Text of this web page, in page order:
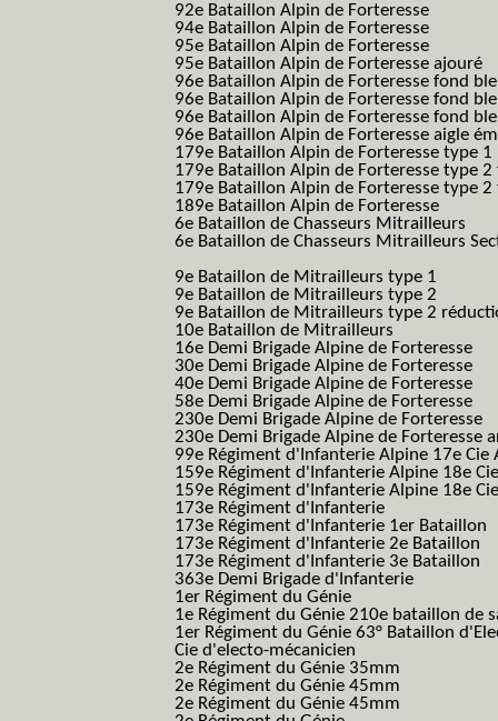
92e Bataillon Alpin de Forteresse
94e Bataillon Alpin de Forteresse
95e Bataillon Alpin de Forteresse
95e Bataillon Alpin de Forteresse ajouré
96e Bataillon Alpin de Forteresse fond
96e Bataillon Alpin de Forteresse fond
96e Bataillon Alpin de Forteresse fond
96e Bataillon Alpin de Forteresse aigle
179e Bataillon Alpin de Forteresse type 1
179e Bataillon Alpin de Forteresse type
179e Bataillon Alpin de Forteresse type
189e Bataillon Alpin de Forteresse
6e Bataillon de Chasseurs Mitrailleurs
6e Bataillon de Chasseurs Mitrailleurs
9e Bataillon de Mitrailleurs type 1
9e Bataillon de Mitrailleurs type 2
9e Bataillon de Mitrailleurs type 2
10e Bataillon de Mitrailleurs
16e Demi Brigade Alpine de Forteresse
30e Demi Brigade Alpine de Forteresse
40e Demi Brigade Alpine de Forteresse
58e Demi Brigade Alpine de Forteresse
230e Demi Brigade Alpine de Forteresse
230e Demi Brigade Alpine de Forteresse
99e Régiment d'Infanterie Alpine 17e
159e Régiment d'Infanterie Alpine 18e
159e Régiment d'Infanterie Alpine 18e
173e Régiment d'Infanterie
173e Régiment d'Infanterie 1er Bataillon
173e Régiment d'Infanterie 2e Bataillon
173e Régiment d'Infanterie 3e Bataillon
363e Demi Brigade d'Infanterie
1er Régiment du Génie
1e Régiment du Génie 210e bataillon de
1er Régiment du Génie 63° Bataillon
Cie d'electo-mécanicien
2e Régiment du Génie 35mm
2e Régiment du Génie 45mm
2e Régiment du Génie 45mm